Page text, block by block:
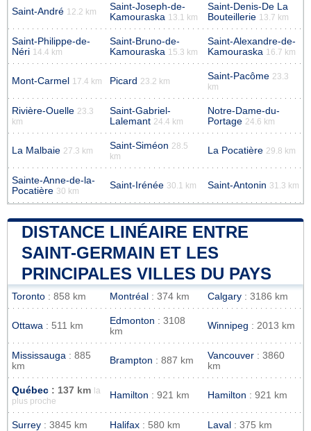
Saint-André 12.2 km
Saint-Joseph-de-
Kamouraska 13.1 km
Saint-Denis-De La
Bouteillerie 13.7 km
Saint-Philippe-de-
Néri 14.4 km
Saint-Bruno-de-
Kamouraska 15.3 km
Saint-Alexandre-de-
Kamouraska 16.7 km
Mont-Carmel 17.4 km Picard 23.2 km Saint-Pacôme 23.3
km
Rivière-Ouelle 23.3
km
Saint-Gabriel-
Lalemant 24.4 km
Notre-Dame-du-
Portage 24.6 km
La Malbaie 27.3 km Saint-Siméon 28.5
km
La Pocatière 29.8 km
Sainte-Anne-de-la-
Pocatière 30 km
Saint-Irénée 30.1 km Saint-Antonin 31.3 km
DISTANCE LINÉAIRE ENTRE
SAINT-GERMAIN ET LES
PRINCIPALES VILLES DU PAYS
Toronto : 858 km Montréal : 374 km Calgary : 3186 km
Ottawa : 511 km Edmonton : 3108
km
Winnipeg : 2013 km
Mississauga : 885
km
Brampton : 887 km Vancouver : 3860
km
Québec : 137 km
la
plus proche
Hamilton : 921 km Hamilton : 921 km
Surrey : 3845 km Halifax : 580 km Laval : 375 km